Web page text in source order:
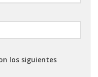
los siguientes